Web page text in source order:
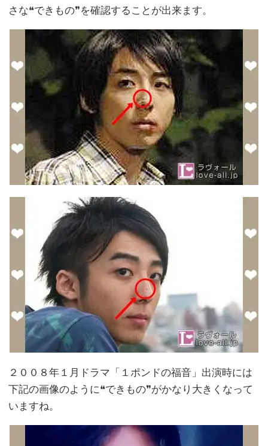
さな❝できもの❞を確認することが出来ます。
２００８年１月ドラマ「１ポンドの福音」出演時には
下記の画像のように❝できもの❞がかなり大きくなって
いますね。